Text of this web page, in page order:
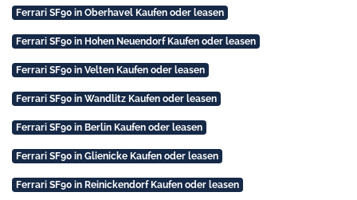
Ferrari SF90 in Oberhavel Kaufen oder leasen
Ferrari SF90 in Hohen Neuendorf Kaufen oder leasen
Ferrari SF90 in Velten Kaufen oder leasen
Ferrari SF90 in Wandlitz Kaufen oder leasen
Ferrari SF90 in Berlin Kaufen oder leasen
Ferrari SF90 in Glienicke Kaufen oder leasen
Ferrari SF90 in Reinickendorf Kaufen oder leasen